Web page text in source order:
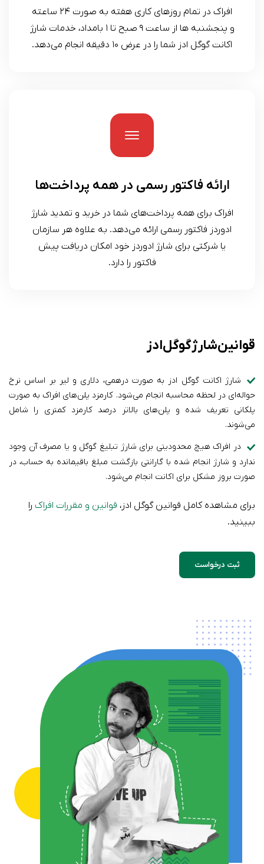
افراک در تمام روزهای کاری هفته به صورت ۲۴ ساعته
و پنجشنبه ها از ساعت ۹ صبح تا ۱ بامداد، خدمات شارژ
اکانت گوگل ادز شما را در عرض ۱۰ دقیقه انجام می‌دهد.
ارائه فاکتور رسمی در همه پرداخت‌ها
افراک برای همه پرداخت‌های شما در خرید و تمدید شارژ
ادوردز فاکتور رسمی ارائه می‌دهد. به علاوه هر سازمان
یا شرکتی برای شارژ ادوردز خود امکان دریافت پیش
فاکتور را دارد.
قوانین شارژ گوگل ادز
شارژ اکانت گوگل ادز به صورت درهمی، دلاری و لیر بر اساس نرخ
حواله‌ای در لحظه محاسبه انجام می‌شود. کارمزد پلن‌های افراک به صورت
پلکانی تعریف شده‌ و پلن‌های بالاتر درصد کارمزد کمتری را شامل
می‌شوند.
در افراک هیچ محدودیتی برای شارژ تبلیغ گوگل و یا مصرف آن وجود
ندارد و شارژ انجام شده با گارانتی بازگشت مبلغ باقیمانده به حساب، در
صورت بروز مشکل برای اکانت انجام می‌شود.
برای مشاهده کامل قوانین گوگل ادز، قوانین و مقررات افراک را
ببینید.
ثبت درخواست